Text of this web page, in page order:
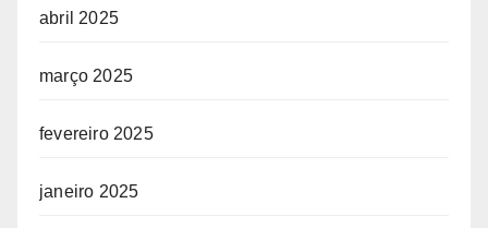
abril 2025
março 2025
fevereiro 2025
janeiro 2025